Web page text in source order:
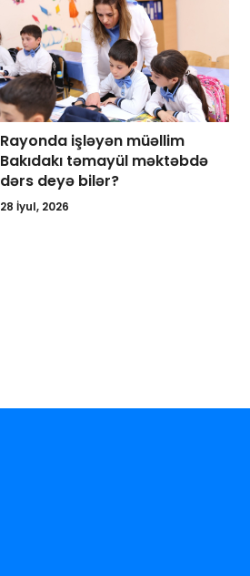
Rayonda işləyən müəllim
Bakıdakı təmayül məktəbdə
dərs deyə bilər?
28 İyul, 2026